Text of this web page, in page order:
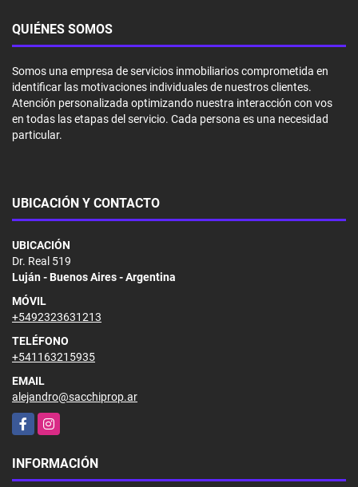
QUIÉNES SOMOS
Somos una empresa de servicios inmobiliarios comprometida en
identificar las motivaciones individuales de nuestros clientes.
Atención personalizada optimizando nuestra interacción con vos
en todas las etapas del servicio. Cada persona es una necesidad
particular.
UBICACIÓN Y CONTACTO
UBICACIÓN
Dr. Real 519
Luján - Buenos Aires - Argentina
MÓVIL
+5492323631213
TELÉFONO
+541163215935
EMAIL
alejandro@sacchiprop.ar
FacebookInstagram
INFORMACIÓN